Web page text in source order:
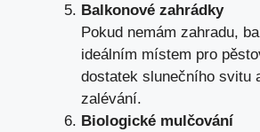
Balkonové zahrádky
Pokud nemám zahradu,
ideálním místem pro
dostatek slunečního svitu
zalévání.
Biologické mulčování